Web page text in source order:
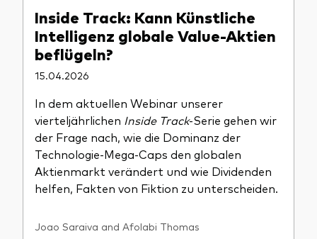
Inside Track: Kann Künstliche
Intelligenz globale Value-Aktien
beflügeln?
15.04.2026
In dem aktuellen Webinar unserer
vierteljährlichen Inside Track-Serie gehen wir
der Frage nach, wie die Dominanz der
Technologie-Mega-Caps den globalen
Aktienmarkt verändert und wie Dividenden
helfen, Fakten von Fiktion zu unterscheiden.
Joao Saraiva and Afolabi Thomas